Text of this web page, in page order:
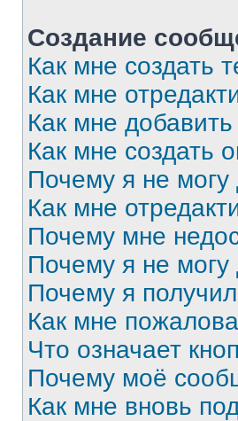
Создание
Как мне создать
Как мне
Как мне
Как мне создать
Почему я не могу
Как мне
Почему мне
Почему я не
Почему я
Как мне
Что означает
Почему моё
Как мне вновь